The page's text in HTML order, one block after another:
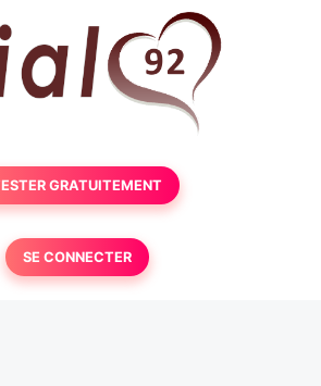
GRATUITEMENT
SE CONNECTER